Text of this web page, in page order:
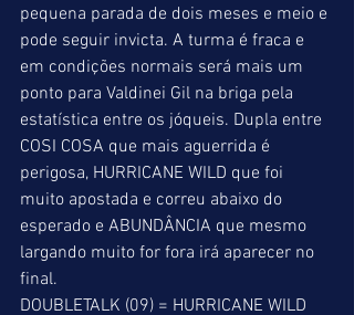
pequena parada de dois meses e meio e
pode seguir invicta. A turma é fraca e
em condições normais será mais um
ponto para Valdinei Gil na briga pela
estatística entre os jóqueis. Dupla entre
COSI COSA que mais aguerrida é
perigosa, HURRICANE WILD que foi
muito apostada e correu abaixo do
esperado e ABUNDÂNCIA que mesmo
largando muito for fora irá aparecer no
final.
DOUBLETALK (09) = HURRICANE WILD